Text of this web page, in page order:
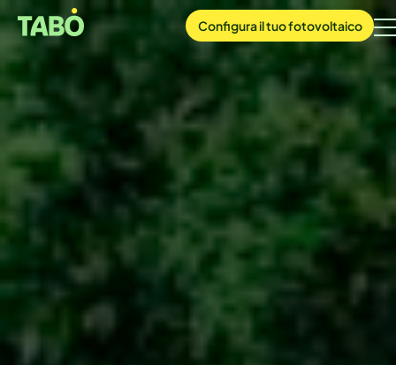
Configurail tuofotovoltaico